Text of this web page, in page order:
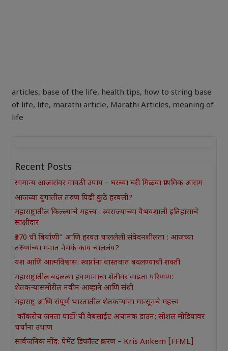
articles, base of the life, health tips, how to string base
of life, life, marathi article, Marathi Articles, meaning of
life
Recent Posts
सामान्य आजारांवर गावठी उपाय – घरच्या घरी मिळवा प्राथमिक आराम
आजच्या युगातील तरुण पिढी कुठे हरवली?
महाराष्ट्रातील किल्ल्यांचे महत्त्व : स्वराज्याच्या वैभवशाली इतिहासाचे
साक्षीदार
₹370 ची बिर्याणी” आणि हरवत चाललेली संवेदनशीलता : आजच्या
तरुणांच्या मनात नेमकं काय चाललंय?
यश आणि आत्मविश्वास: स्वप्नांना वास्तवात बदलण्याची शक्ती
महाराष्ट्रातील बदलत्या हवामानाचा शेतीवर वाढता परिणाम:
शेतकऱ्यांसमोरील नवीन आव्हाने आणि संधी
महाराष्ट्र आणि संपूर्ण भारतातील शेतकऱ्यांना मान्सूनचे महत्त्व
‘कॉकरोच जनता पार्टी’ची वेबसाईट अचानक डाउन; सोशल मीडियावर
चर्चांना उधाण
सार्वजनिक नोंद: पेमेंट डिफॉल्ट प्रकरण – Kris Ankem [FFME]